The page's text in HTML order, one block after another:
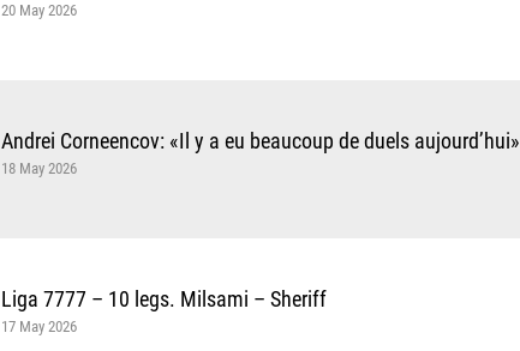
20 May 2026
Andrei Сorneenсov: «Il y a eu beaucoup de duels aujourd’hui»
18 May 2026
Liga 7777 – 10 legs. Milsami – Sheriff
17 May 2026